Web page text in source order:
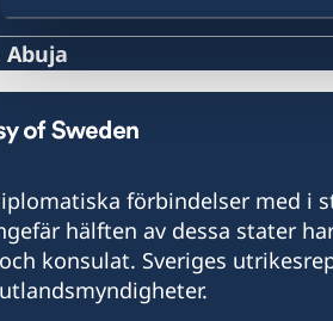
sedvänjor
personlig säkerhet
Abuja
förbindelser med i
hälften av dessa stater
konsulat. Sveriges